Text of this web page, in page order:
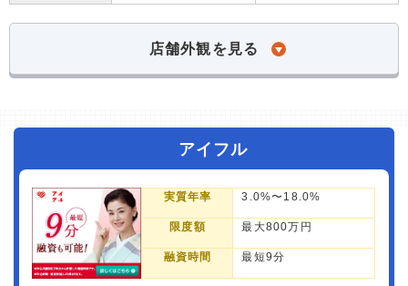
店舗外観を見る
アイフル
実質年率 3.0%〜18.0%
限度額 最大800万円
融資時間 最短9分